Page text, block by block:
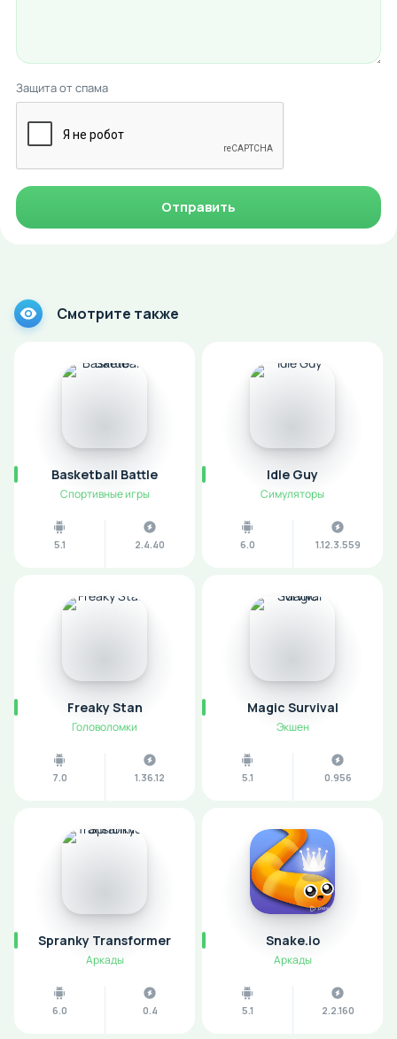
Защита от спама
Отправить
Смотрите также
Basketball Battle
Спортивные игры
5.1 2.4.40
Idle Guy
Симуляторы
6.0 1.12.3.559
Freaky Stan
Головоломки
7.0 1.36.12
Magic Survival
Экшен
5.1 0.956
Spranky Transformer
Аркады
6.0 0.4
Snake.io
Аркады
5.1 2.2.160